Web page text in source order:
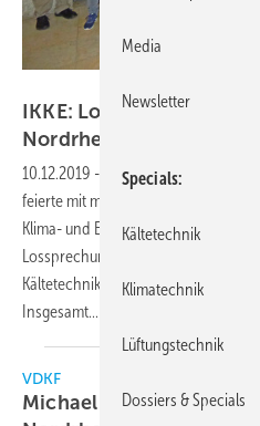
IKKE:
Nordrhein
10.12.2019 -
Die Kälte- und
feierte mit mehr als 180 Gästen im
Klima- und Energietechnik (IKKE) in
Lossprechung der neuen Gesellen
Kältetechnik (Prüfungen Winter 2018
Insgesamt...
VDKF
Michael Blank ist neuer
Media
Newsletter
Specials
Kältetechnik
Klimatechnik
Lüftungstechnik
Dossiers & Specials